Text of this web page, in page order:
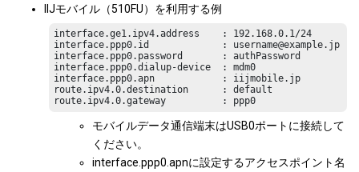
IIJモバイル （510FU） を利用する例
interface.ge1.ipv4.address    : 192.168.0.1/24
interface.ppp0.id             : username@example.jp
interface.ppp0.password       : authPassword
interface.ppp0.dialup-device  : mdm0
interface.ppp0.apn            : iijmobile.jp
route.ipv4.0.destination      : default
route.ipv4.0.gateway          : ppp0
モバイルデータ通信端末はUSB0ポートに接続して
ください。
interface.ppp0.apnに設定するアクセスポイント名